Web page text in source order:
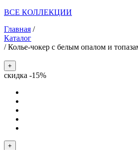
ВСЕ КОЛЛЕКЦИИ
Главная /
Каталог
/Колье-чокер с белым опалом и
+
скидка -15%
+